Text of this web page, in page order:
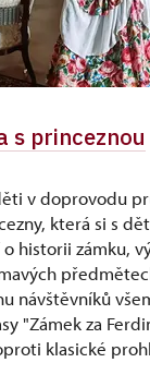
s princeznou
v doprovodu
která si s
historii zámku,
návštěvníků
"Zámek za
klasické